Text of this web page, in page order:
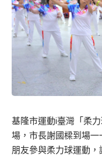
基隆市運動i臺灣「柔
場，市長謝國樑到場
朋友參與柔力球運動，